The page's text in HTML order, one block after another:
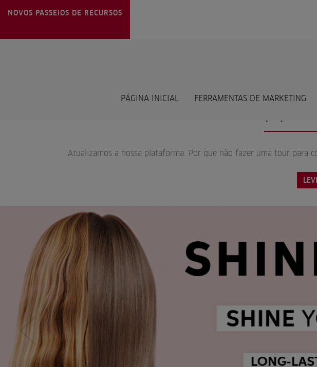
NOVOS PASSEIOS DE RECURSOS
PÁGINA INICIAL FERRAMENTAS DE MARKETING
Atualizamos a nossa plataforma. Por que não fazer uma tour para
Previous